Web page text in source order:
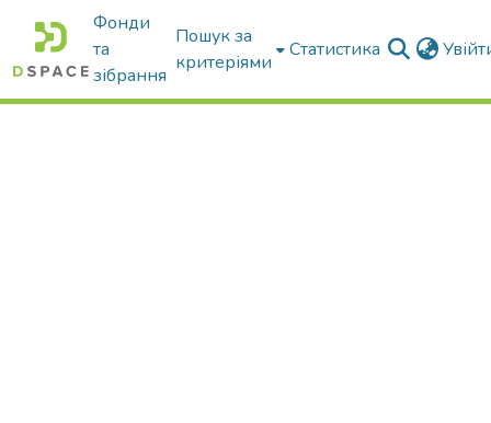
Фонди
та
зібрання
Пошук за
критеріями
Статистика